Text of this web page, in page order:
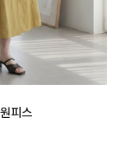
피스